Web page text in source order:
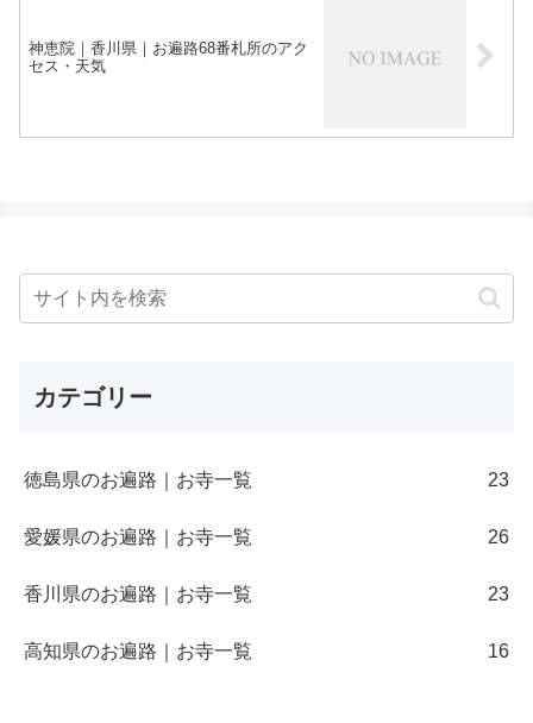
神恵院｜香川県｜お遍路68番札所のアク
セス・天気
カテゴリー
徳島県のお遍路｜お寺一覧 23
愛媛県のお遍路｜お寺一覧 26
香川県のお遍路｜お寺一覧 23
高知県のお遍路｜お寺一覧 16